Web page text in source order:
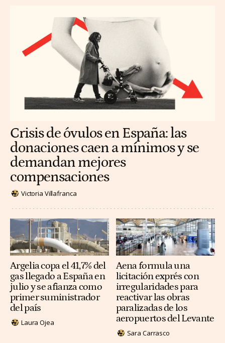
Crisis de óvulos en España: las
donaciones caen a mínimos y se
demandan mejores
compensaciones
Victoria Villafranca
Argelia copa el 41,7% del
gas llegado a España en
julio y se afianza como
primer suministrador
del país
Laura Ojea
Aena formula una
licitación exprés con
irregularidades para
reactivar las obras
paralizadas de los
aeropuertos del Levante
Sara Carrasco